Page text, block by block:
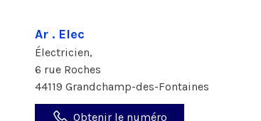
Ar . Elec
Électricien,
6 rue Roches
44119 Grandchamp-des-Fontaines
Obtenir le numéro